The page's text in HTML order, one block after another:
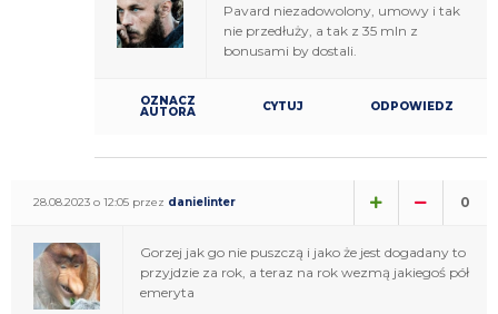
Pavard niezadowolony, umowy i tak
nie przedłuży, a tak z 35 mln z
bonusami by dostali.
OZNACZ
AUTORA CYTUJ ODPOWIEDZ
28.08.2023 o 12:05 przez danielinter 0
Gorzej jak go nie puszczą i jako że jest dogadany to
przyjdzie za rok, a teraz na rok wezmą jakiegoś pół
emeryta